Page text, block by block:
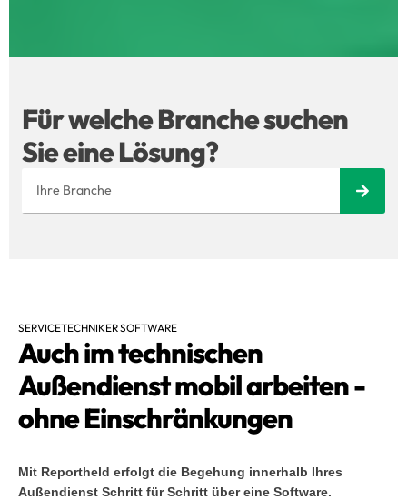
Für welche Branche suchen
Sie eine Lösung?
SERVICETECHNIKER SOFTWARE
Auch im technischen
Außendienst mobil arbeiten -
ohne Einschränkungen
Mit Reportheld erfolgt die Begehung innerhalb Ihres
Außendienst Schritt für Schritt über eine Software.